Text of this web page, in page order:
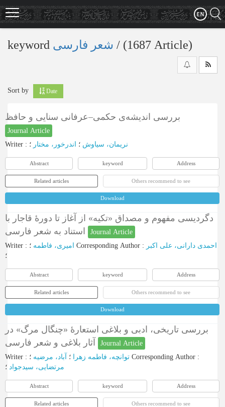
Skip
to
main
keyword ‎/ (1687 Article)
Sort by Date
بررسی اندیشه‌ی حکمی–عرفانی سنایی و حافظ
Journal Article
Writer : نریمان، سیاوش ؛ اندرخور، مختار ؛
Abstract keyword Address
Related articles Others recommend to see
Download
دگردیسی مفهوم و مصداق «تکیه» از آغاز تا دورۀ قاجار با
Journal Article
Writer : امیری، فاطمه Corresponding Author : احمدی دارانی، علی اکبر
؛
Abstract keyword Address
Related articles Others recommend to see
Download
بررسی تاریخی، ادبی و بلاغی استعارۀ «چنگال مرگ» در
Journal Article
Writer : توانچه، فاطمه زهرا ؛ آباد، مرضیه Corresponding Author :
مرتضایی، سیدجواد ؛
Abstract keyword Address
Related articles Others recommend to see